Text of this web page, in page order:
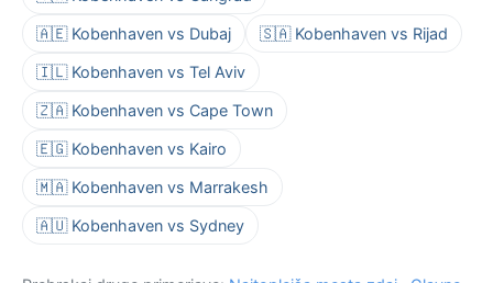
🇦🇪 Kobenhaven vs Dubaj 🇸🇦 Kobenhaven vs Rijad
🇮🇱 Kobenhaven vs Tel Aviv
🇿🇦 Kobenhaven vs Cape Town
🇪🇬 Kobenhaven vs Kairo
🇲🇦 Kobenhaven vs Marrakesh
🇦🇺 Kobenhaven vs Sydney